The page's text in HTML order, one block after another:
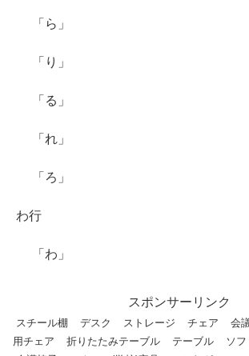
「ら」
「り」
「る」
「れ」
「ろ」
わ行
「わ」
スポンサーリンク
スチール棚 デスク ストレージ チェア 会
用チェア
折りたたみテーブル テーブル ソフ